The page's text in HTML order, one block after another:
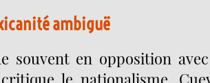
ambiguë
souvent en opposition